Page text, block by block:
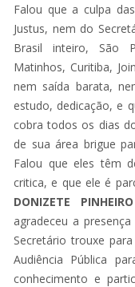
Falou que a culpa
Justus, nem do
Brasil inteiro, São
Matinhos, Curitiba,
nem saída barata,
estudo, dedicação, e
cobra todos os dias
de sua área brigue
Falou que eles têm
critica, e que ele é
DONIZETE
agradeceu a
Secretário trouxe
Audiência Pública
conhecimento e